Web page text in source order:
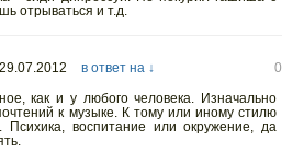
отрываться и т.д.
в ответ на ↓
0
как и у любого человека. Изначально
к музыке. К тому или иному стилю
Психика, воспитание или окружение, да